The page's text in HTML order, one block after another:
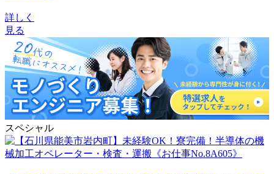
詳しく
見る
スペシャル